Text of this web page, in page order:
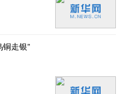
走银”